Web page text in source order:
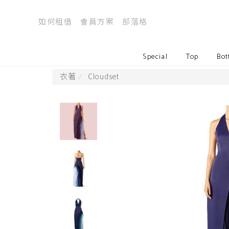
如何租借 會員方案 部落格
Special Top
衣著 Cloudset